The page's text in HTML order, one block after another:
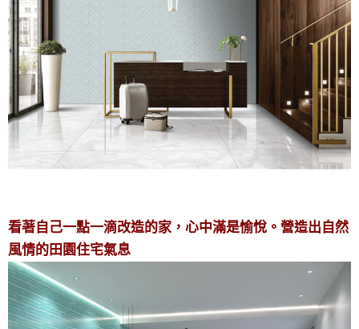
看著自己一點一滴改造的家，心中滿是愉悅。營造出自然
風情的田園住宅氣息